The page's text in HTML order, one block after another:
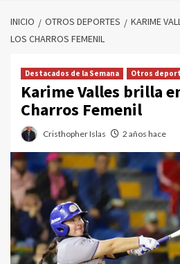
INICIO OTROS DEPORTES
KARIME
LOS CHARROS FEMENIL
Destacados de la Semana Otros
Karime Valles brilla
Charros Femenil
Cristhopher Islas 2 años hace